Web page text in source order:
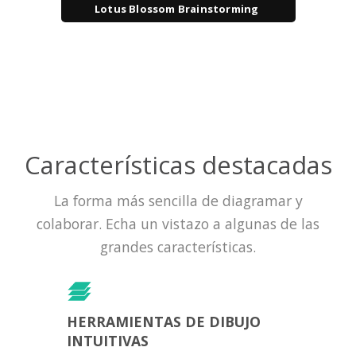
Lotus Blossom Brainstorming
Características destacadas
La forma más sencilla de diagramar y
colaborar. Echa un vistazo a algunas de las
grandes características.
HERRAMIENTAS DE DIBUJO
INTUITIVAS